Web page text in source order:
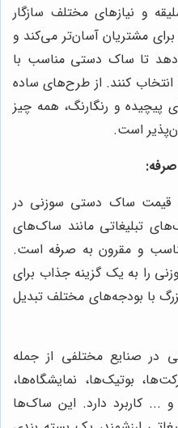
و نیازهای مختلف سازگار
مشتریان آسان‌تر می‌کند و
تا ساک دستی مناسب با
کنند. از طرح‌های ساده
پیچیده و رنگارنگ، همه چیز
است.
قیمت ساک دستی سوزنی در
تبلیغاتی مانند ساک‌های
و مقرون به صرفه است.
را به یک گزینه جذاب برای
با بودجه‌های مختلف تبدیل
در صنایع مختلفی از جمله
بوتیک‌ها، نمایشگاه‌ها،
... کاربرد دارد. این ساک‌ها